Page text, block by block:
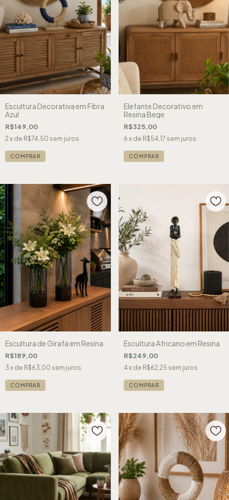
Escultura Decorativa em Fibra
Azul
R$149,00
2 x de R$74,50 sem juros
Elefante Decorativo em
Resina Bege
R$325,00
6 x de R$54,17 sem juros
Escultura de Girafa em Resina
R$189,00
3 x de R$63,00 sem juros
Escultura Africano em Resina
R$249,00
4 x de R$62,25 sem juros